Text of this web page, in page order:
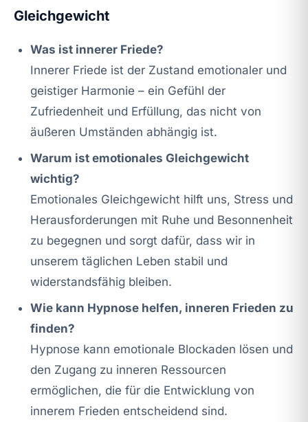
Gleichgewicht
Was ist innerer Friede?
Innerer Friede ist der Zustand emotionaler und
geistiger Harmonie – ein Gefühl der
Zufriedenheit und Erfüllung, das nicht von
äußeren Umständen abhängig ist.
Warum ist emotionales Gleichgewicht
wichtig?
Emotionales Gleichgewicht hilft uns, Stress und
Herausforderungen mit Ruhe und Besonnenheit
zu begegnen und sorgt dafür, dass wir in
unserem täglichen Leben stabil und
widerstandsfähig bleiben.
Wie kann Hypnose helfen, inneren Frieden zu
finden?
Hypnose kann emotionale Blockaden lösen und
den Zugang zu inneren Ressourcen
ermöglichen, die für die Entwicklung von
innerem Frieden entscheidend sind.